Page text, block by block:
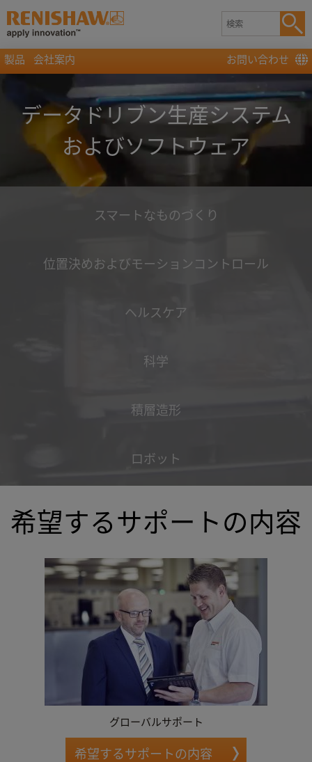
製品 会社案内 お問い合わせ
データドリブン生産システム
およびソフトウェア
スマートなものづくり
位置決めおよびモーションコントロール
ヘルスケア
科学
積層造形
ロボット
希望するサポートの内容
グローバルサポート
希望するサポートの内容